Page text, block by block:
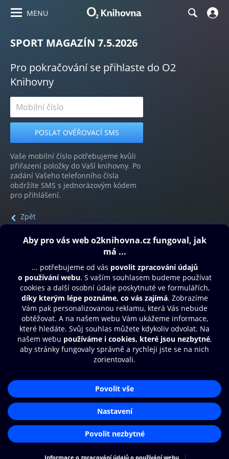
MENU
SPORT MAGAZÍN 7.5.2026
Pro pokračování se přihlaste do O2
Knihovny
Vaše mobilní číslo potřebujeme kvůli
přiřazení položky do Vaší knihovny. Po
zadání Vašeho telefonního čísla
obdržíte SMS s jednorázovým kódem
pro přihlášení.
Zpět
Obsah ke stažení
Moje O2 Knihovna
Další zábava
© O2 Czech Republic a.s.
Přístupnost
Zásady zpracování osobních údajů
Nastavení cookies
Aplikace O2 Knihovna
Čti a poslouchej své e-knihy a
audioknihy rychleji a pohodlněji.